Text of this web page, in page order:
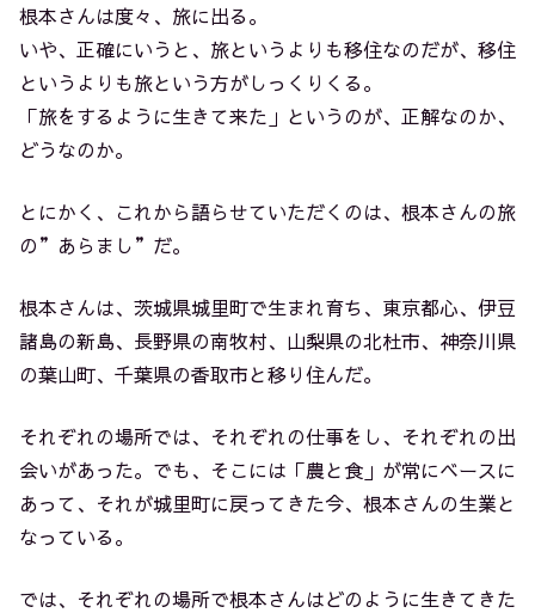
根本さんは度々、旅に出る。
いや、正確にいうと、旅というよりも移住なのだが、移住
というよりも旅という方がしっくりくる。
「旅をするように生きて来た」というのが、正解なのか、
どうなのか。
とにかく、これから語らせていただくのは、根本さんの旅
の”あらまし”だ。
根本さんは、茨城県城里町で生まれ育ち、東京都心、伊豆
諸島の新島、長野県の南牧村、山梨県の北杜市、神奈川県
の葉山町、千葉県の香取市と移り住んだ。
それぞれの場所では、それぞれの仕事をし、それぞれの出
会いがあった。でも、そこには「農と食」が常にベースに
あって、それが城里町に戻ってきた今、根本さんの生業と
なっている。
では、それぞれの場所で根本さんはどのように生きてきた